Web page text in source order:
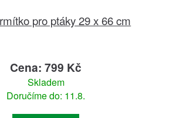
pro ptáky 29 x 66 cm
Cena: 799 Kč
Skladem
Doručíme do: 11.8.